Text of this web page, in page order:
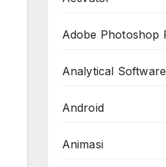
Adobe Photoshop
Analytical
Android
Animasi